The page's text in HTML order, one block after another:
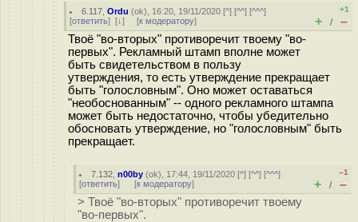
6.117 ,Ordu (ok), 16:20, 19/11/2020 [^] [^^] [^^^]
[ответить] [↓] [к модератору]
+1
+ / –
Твоё "во-вторых" противоречит твоему "во-
первых". Рекламный штамп вполне может
быть свидетельством в пользу
утверждения, то есть утверждение прекращает
быть "голословным". Оно может оставаться
"необоснованным" -- одного рекламного штампа
может быть недостаточно, чтобы убедительно
обосновать утверждение, но "голословным" быть
прекращает.
7.132 ,n00by (ok), 17:44, 19/11/2020 [^] [^^] [^^^]
[ответить] [к модератору]
–1
+ / –
> Твоё "во-вторых" противоречит твоему
"во-первых".